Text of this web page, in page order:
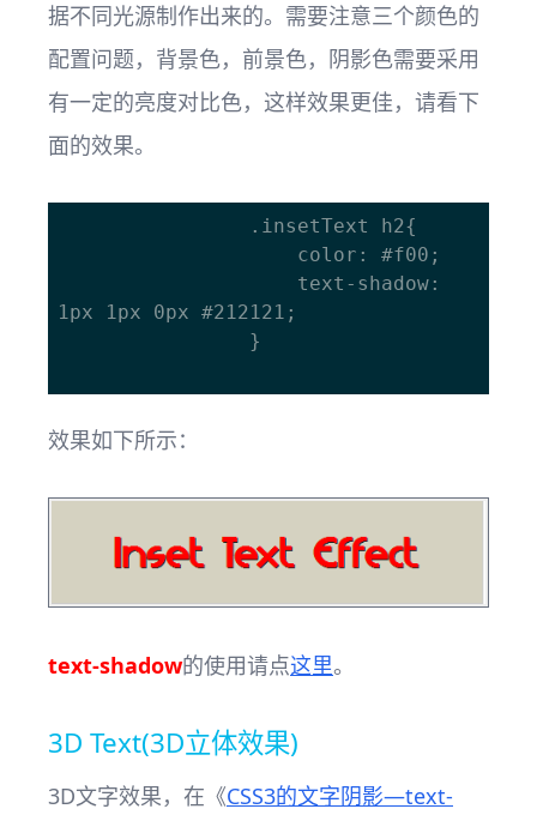
据不同光源制作出来的。需要注意三个颜色的
配置问题，背景色，前景色，阴影色需要采用
有一定的亮度对比色，这样效果更佳，请看下
面的效果。
1px 1px 0px #212121;
效果如下所示：
text-shadow的使用请点这里。
3D Text(3D立体效果)
3D文字效果，在《CSS3的文字阴影—text-